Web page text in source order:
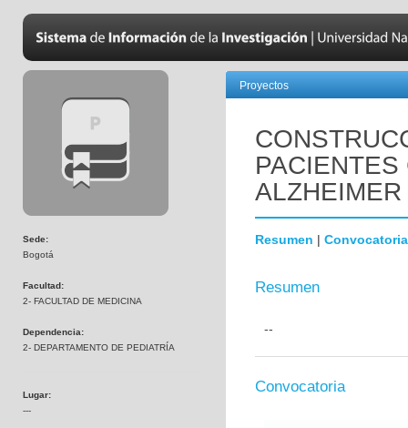
Sede:
Bogotá
Facultad:
2- FACULTAD DE MEDICINA
Dependencia:
2- DEPARTAMENTO DE PEDIATRÍA
Lugar:
---
Proyectos
ALZHEIMER
Resumen | Convocatoria
Resumen
--
Convocatoria